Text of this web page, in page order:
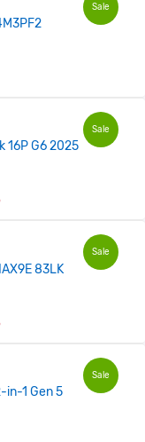
Sale
Sale
16P G6 2025
Sale
83LK
Sale
in-1 Gen 5